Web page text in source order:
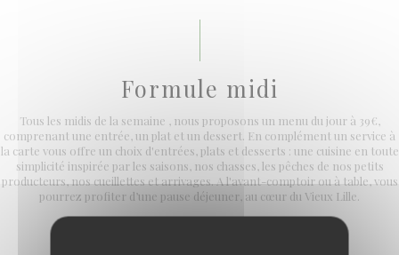
Formule midi
Tous les midis de la semaine , nous proposons un menu du jour à 39€,
comprenant une entrée, un plat et un dessert. En complément un service à
la carte vous offre un choix d'entrées, plats et desserts : une cuisine en toute
simplicité inspirée par les saisons, nos chasses, les pêches de nos petits
producteurs, nos cueillettes et arrivages. A l'avant-comptoir ou à table, vous
pourrez profiter d’une pause déjeuner, au cœur du Vieux Lille.